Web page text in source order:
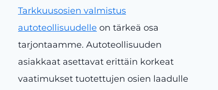
Tarkkuusosien valmistus
autoteollisuudelle on tärkeä osa
tarjontaamme. Autoteollisuuden
asiakkaat asettavat erittäin korkeat
vaatimukset tuotettujen osien laadulle